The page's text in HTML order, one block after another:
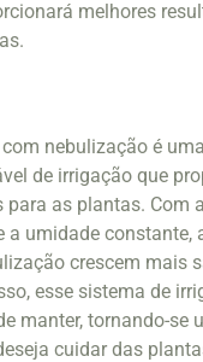
melhores
nebulização é
de irrigação que
para as plantas. Com
a umidade constante,
crescem mais
esse sistema de
manter, tornando-se
cuidar das